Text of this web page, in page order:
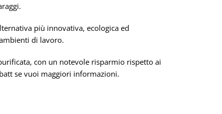
più innovativa, ecologica ed
di lavoro.
con un notevole risparmio rispetto ai
se vuoi maggiori informazioni.